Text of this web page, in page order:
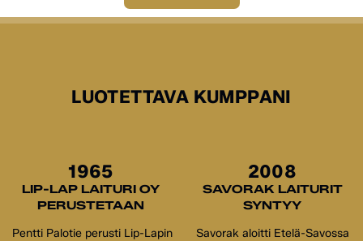
LUOTETTAVA KUMPPANI
1965
LIP-LAP LAITURI OY
PERUSTETAAN
Pentti Palotie perusti Lip-Lapin
2008
SAVORAK LAITURIT
SYNTYY
Savorak aloitti Etelä-Savossa